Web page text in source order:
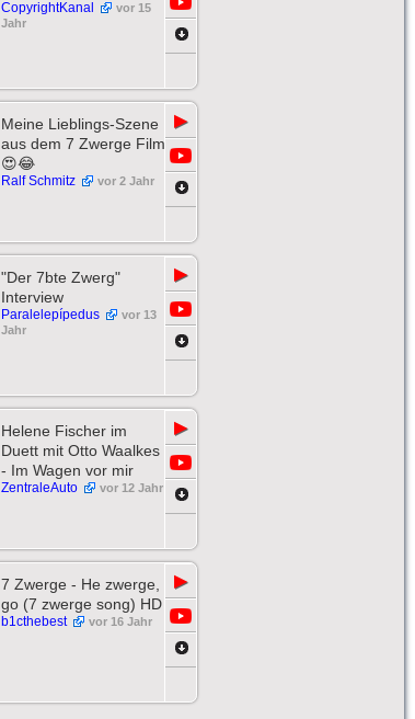
CopyrightKanal
vor 15
Jahr
Meine Lieblings-Szene
aus dem 7 Zwerge Film
😍😂
Ralf Schmitz vor 2 Jahr
▶
"Der 7bte Zwerg"
Interview
Paralelepípedus
vor 13
Jahr
▶
Helene Fischer im
Duett mit Otto Waalkes
- Im Wagen vor mir
ZentraleAuto vor 12 Jahr
▶
7 Zwerge - He zwerge,
go (7 zwerge song) HD
b1cthebest vor 16 Jahr
▶